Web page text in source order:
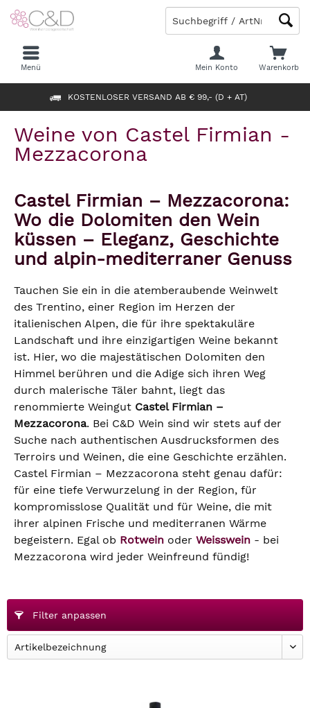
KOSTENLOSER VERSAND AB € 99,- (D + AT)
Warenkorb
Mein Konto
Menü
Weine von Castel Firmian -
Mezzacorona
Castel Firmian – Mezzacorona:
Wo die Dolomiten den Wein
küssen – Eleganz, Geschichte
und alpin-mediterraner Genuss
Tauchen Sie ein in die atemberaubende Weinwelt
des Trentino, einer Region im Herzen der
italienischen Alpen, die für ihre spektakuläre
Landschaft und ihre einzigartigen Weine bekannt
ist. Hier, wo die majestätischen Dolomiten den
Himmel berühren und die Adige sich ihren Weg
durch malerische Täler bahnt, liegt das
renommierte Weingut Castel Firmian –
Mezzacorona. Bei C&D Wein sind wir stets auf der
Suche nach authentischen Ausdrucksformen des
Terroirs und Weinen, die eine Geschichte erzählen.
Castel Firmian – Mezzacorona steht genau dafür:
für eine tiefe Verwurzelung in der Region, für
kompromisslose Qualität und für Weine, die mit
ihrer alpinen Frische und mediterranen Wärme
begeistern. Egal ob Rotwein oder Weisswein - bei
Mezzacorona wird jeder Weinfreund fündig!
Filter anpassen